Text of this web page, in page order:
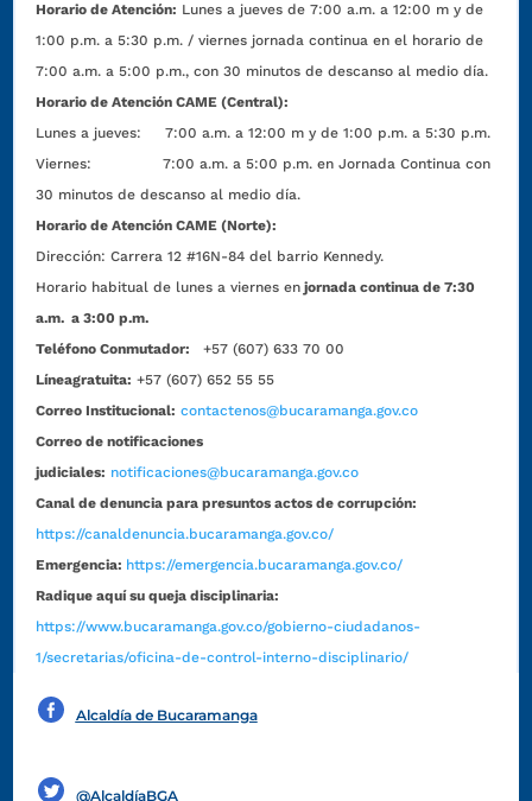
Horario de Atención: Lunes a jueves de 7:00 a.m. a 12:00 m y de
1:00 p.m. a 5:30 p.m. / viernes jornada continua en el horario de
7:00 a.m. a 5:00 p.m., con 30 minutos de descanso al medio día.
Horario de Atención CAME (Central):
Lunes a jueves: 7:00 a.m. a 12:00 m y de 1:00 p.m. a 5:30 p.m.
Viernes: 7:00 a.m. a 5:00 p.m. en Jornada Continua con
30 minutos de descanso al medio día.
Horario de Atención CAME (Norte):
Dirección:Carrera 12 #16N-84 del barrio Kennedy.
Horario habitual de lunes a viernes en jornada continua de 7:30
a.m. a 3:00 p.m.
Teléfono Conmutador:
+57 (607) 633 70 00
Líneagratuita: +57 (607) 652 55 55
Correo Institucional: contactenos@bucaramanga.gov.co
Correo de notificaciones
judiciales: notificaciones@bucaramanga.gov.co
Canal de denuncia para presuntos actos de corrupción:
https://canaldenuncia.bucaramanga.gov.co/
Emergencia: https://emergencia.bucaramanga.gov.co/
Radique aquí su queja disciplinaria:
https://www.bucaramanga.gov.co/gobierno-ciudadanos-
1/secretarias/oficina-de-control-interno-disciplinario/
Alcaldía de Bucaramanga
@AlcaldíaBGA